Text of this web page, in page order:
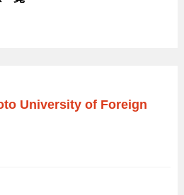
University of Foreign